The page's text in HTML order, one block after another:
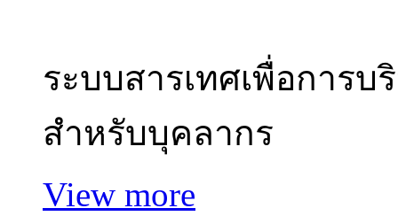
ระบบสารเทศเพื่อการบ
สำหรับบุคลากร
View more